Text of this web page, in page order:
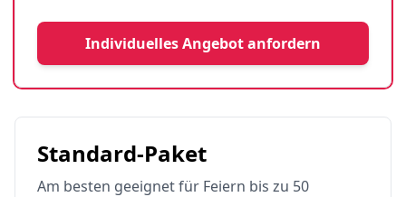
Individuelles Angebot anfordern
Standard-Paket
Am besten geeignet für Feiern bis zu 50